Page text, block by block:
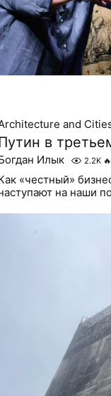
and
в
Илык 2.2K 🔥
«честный»
на наши